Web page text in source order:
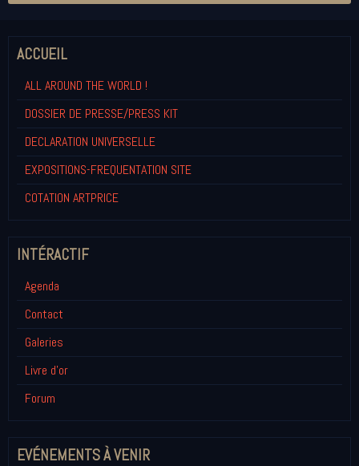
ACCUEIL
ALL AROUND THE WORLD !
DOSSIER DE PRESSE/PRESS KIT
DECLARATION UNIVERSELLE
EXPOSITIONS-FREQUENTATION SITE
COTATION ARTPRICE
INTÉRACTIF
Agenda
Contact
Galeries
Livre d'or
Forum
EVÉNEMENTS À VENIR